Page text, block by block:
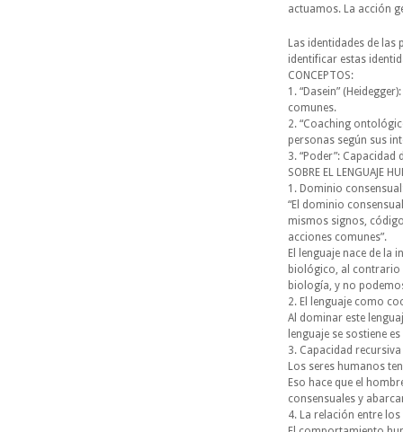
actuamos. La acción
Las identidades de las
identificar estas
CONCEPTOS:
1. “Dasein”
comunes.
2. “Coaching
personas según sus
3. “Poder”:
SOBRE EL LENGUAJE
1. Dominio
“El dominio
mismos signos,
acciones comunes”.
El lenguaje nace de la
biológico, al contrario
biología, y no
2. El lenguaje como
Al dominar este
lenguaje se sostiene
3. Capacidad
Los seres humanos
Eso hace que el
consensuales y
4. La relación entre